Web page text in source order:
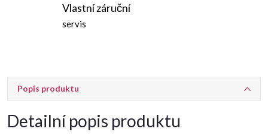
Vlastní záruční
servis
Popis produktu
Detailní popis produktu